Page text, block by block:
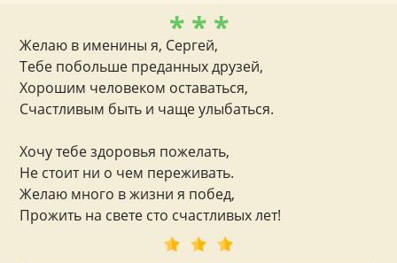
* * *
Желаю в именины я, Сергей,
Тебе побольше преданных друзей,
Хорошим человеком оставаться,
Счастливым быть и чаще улыбаться.
Хочу тебе здоровья пожелать,
Не стоит ни о чем переживать.
Желаю много в жизни я побед,
Прожить на свете сто счастливых лет!